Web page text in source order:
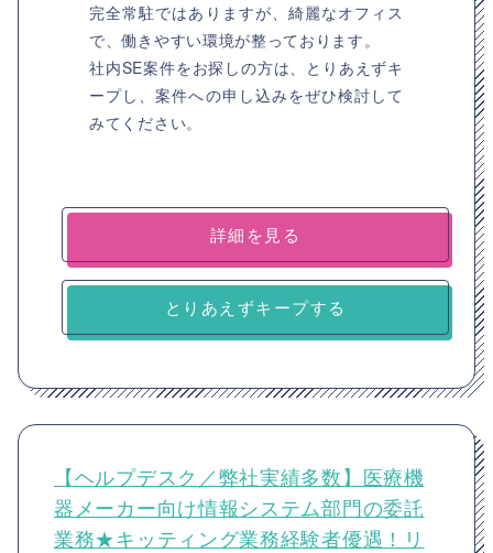
完全常駐ではありますが、綺麗なオフィス
で、働きやすい環境が整っております。
社内SE案件をお探しの方は、とりあえずキ
ープし、案件への申し込みをぜひ検討して
みてください。
詳細を見る
とりあえずキープする
【ヘルプデスク／弊社実績多数】医療機
器メーカー向け情報システム部門の委託
業務★キッティング業務経験者優遇！リ